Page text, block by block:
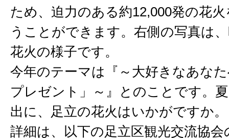
ため、迫力のある約12,000発の花
うことができます。右側の写真は
花火の様子です。
今年のテーマは『～大好きなあな
プレゼント」～』とのことです。
出に、足立の花火はいかがですか。
詳細は、以下の足立区観光交流協